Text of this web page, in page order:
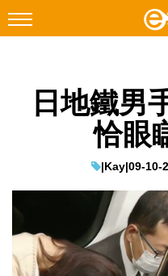
Facebook Instagram
遊戲動漫
EduTech
日地鐵男
恰眼
|Kay|09-10-